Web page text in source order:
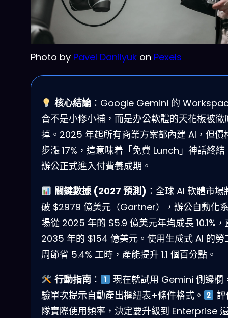
Photo by Pavel Danilyuk on Pexels
核心結論：Google Gemini 的
合不是小修小補，而是办公軟體的天花板被徹
掉。2025 年起所有商業方案都內建 AI，但價
步漲 17%，這意味着「免費 Lunch」神話終結
辦公正式進入付費養成期。
關鍵數據 (2027 預測) ：全球 AI 軟體市場
破 $2979 億美元（Gartner），辦公自動化
場從 2025 年的 $5.9 億美元年均成長 10.1%，
2035 年的 $154 億美元。使用生成式 AI 的勞
周節省 5.4% 工時，產能提升 1.1 個百分點。
行動指南：
現在就試用 Gemini 側邊欄
驗單次提示自動產出樞紐表+條件格式。
隊實際使用頻率，決定要升級到 Enterprise